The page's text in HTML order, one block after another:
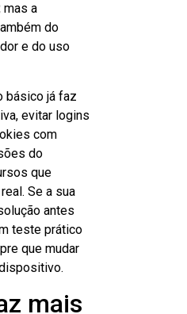
mas a
do
e do uso
básico já faz
evitar logins
com
do
que
Se a sua
antes
teste prático
que mudar
mais